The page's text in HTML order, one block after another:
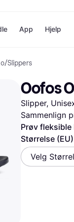
Betal nå
Betal i 3
Betal innen
Finansiering
Vipps
App Hjelp
/Slippers
Oofos
Slipper,
Sammenlign
Prøv
Størrelse (EU)
Velg